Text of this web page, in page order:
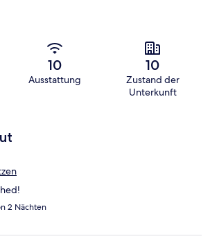
10
Ausstattung
10
Zustand der
Unterkunft
2 Nächten